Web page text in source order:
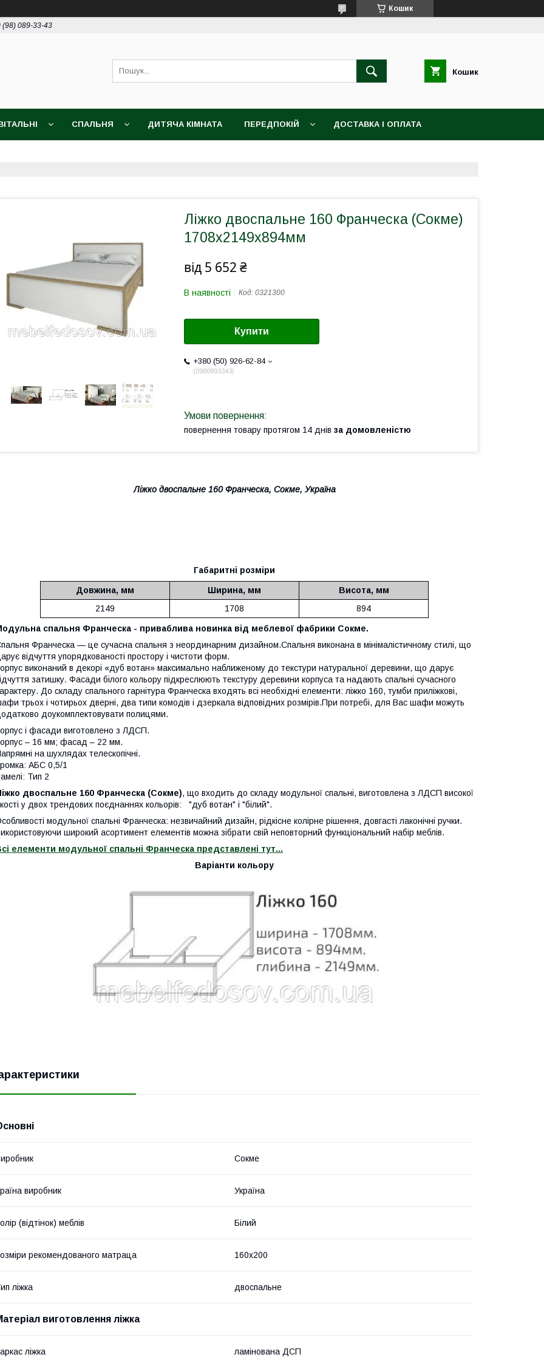
Кошик
(98) 089-33-43
Кошик
СПАЛЬНЯ ДИТЯЧА КІМНАТА ПЕРЕДПОКІЙ ДОСТАВКА І ОПЛАТА
Ліжко двоспальне 160 Франческа (Сокме)
1708х2149х894мм
від 5 652 ₴
В наявності Код: 0321300
Купити
+380 (50) 926-62-84
0980893343
повернення товару протягом 14 днів за домовленістю
Ліжко двоспальне 160 Франческа, Сокме, Україна
Габаритні розміри
Довжина, мм Ширина, мм
Висота, мм
2149
1708 894
спальня Франческа - приваблива новинка від меблевої фабрики Сокме.
Франческа — це сучасна спальня з неординарним дизайном.Спальня виконана в мінімалістичному стилі, що
відчуття упорядкованості простору і чистоти форм.
виконаний в декорі «дуб вотан» максимально наближеному до текстури натуральної деревини, що дарує
затишку. Фасади білого кольору підкреслюють текстуру деревини корпуса та надають спальні сучасного
До складу спального гарнітура Франческа входять всі необхідні елементи: ліжко 160, тумби приліжкові,
трьох і чотирьох дверні, два типи комодів і дзеркала відповідних розмірів.При потребі, для Вас шафи можуть
доукомплектовувати полицями.
і фасади виготовлено з ЛДСП.
– 16 мм; фасад – 22 мм.
на шухлядах телескопічні.
AБC 0,5/1
Тип 2
двоспальне 160 Франческа (Сокме), що входить до складу модульної спальні, виготовлена з ЛДСП високої
у двох трендових поєднаннях кольорів: "дуб вотан" і "білий".
модульної спальні Франческа: незвичайний дизайн, рідкісне колірне рішення, довгасті лаконічні ручки.
широкий асортимент елементів можна зібрати свій неповторний функціональний набір меблів.
елементи модульної спальні Франческа представлені тут...
Варіанти кольору
Сокме
виробник Україна
(відтінок) меблів Білий
рекомендованого матраца 160х200
ліжка двоспальне
виготовлення ліжка
ліжка ламінована ДСП